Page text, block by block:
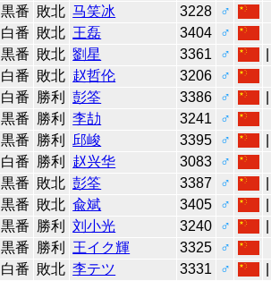
黒番 敗北 马笑冰 3228
♂
白番 敗北 王磊 3404
♂
黒番 敗北 劉星 3361 ♂
白番 敗北 赵哲伦 3206
♂
白番 勝利 彭筌 3386 ♂
黒番 勝利 李劼 3241
♂
黒番 勝利 邱峻 3395 ♂
白番 勝利 赵兴华 3083
♂
黒番 敗北 彭筌 3387 ♂
黒番 敗北 兪斌 3405 ♂
黒番 勝利 刘小光 3240 ♂
黒番 勝利 王イク輝 3325
♂
白番 敗北 李テツ 3331 ♂